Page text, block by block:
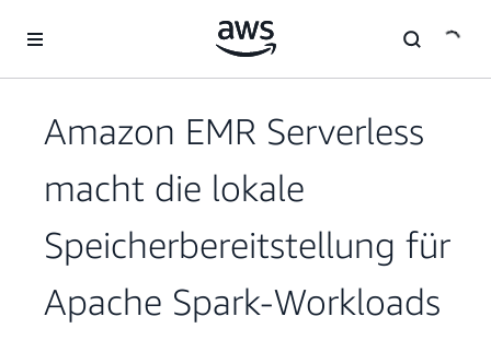
Überspringen zum Hauptinhalt
Amazon EMR Serverless
macht die lokale
Speicherbereitstellung für
Apache Spark-Workloads